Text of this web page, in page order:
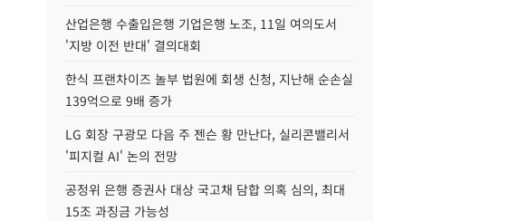
산업은행 수출입은행 기업은행 노조, 11일 여의도서
'지방 이전 반대' 결의대회
한식 프랜차이즈 놀부 법원에 회생 신청, 지난해 순손실
139억으로 9배 증가
LG 회장 구광모 다음 주 젠슨 황 만난다, 실리콘밸리서
'피지컬 AI' 논의 전망
공정위 은행 증권사 대상 국고채 담합 의혹 심의, 최대
15조 과징금 가능성